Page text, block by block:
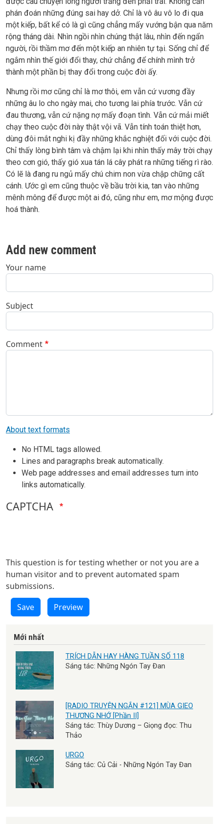
phán đoán những đúng sai hay dở. Chỉ là vô âu vô lo đi qua
một kiếp, bất kể có là gì cũng chẳng mấy vướng bận qua năm
rộng tháng dài. Nhìn ngồi nhìn chúng thật lâu, nhìn đến ngẩn
người, rồi thầm mơ đến một kiếp an nhiên tự tại. Sống chỉ để
ngắm nhìn thế giới đổi thay, chứ chẳng để chính mình trở
thành một phần bị thay đổi trong cuộc đời ấy.
Nhưng rồi mơ cũng chỉ là mơ thôi, em vẫn cứ vương đầy
những âu lo cho ngày mai, cho tương lai phía trước. Vẫn cứ
đau thương, vẫn cứ nặng nợ mấy đoạn tình. Vẫn cứ mải miết
chạy theo cuộc đời này thật vội vã. Vẫn tính toán thiệt hơn,
dùng đôi mắt nghi kị đầy những khắc nghiệt đối với cuộc đời.
Chỉ thấy lòng bình tâm và chậm lại khi nhìn thấy mây trời chạy
theo cơn gió, thấy gió xua tán lá cây phát ra những tiếng rì rào.
Có lẽ là đang ru ngủ mấy chú chim non vừa chập chững cất
cánh. Ước gì em cũng thuộc về bầu trời kia, tan vào những
mênh mông để được một ai đó, cũng như em, mơ mộng được
hoá thành.
Add new comment
Your name
Subject
Comment
About text formats
No HTML tags allowed.
Lines and paragraphs break automatically.
Web page addresses and email addresses turn into
links automatically.
CAPTCHA
This question is for testing whether or not you are a
human visitor and to prevent automated spam
submissions.
Save
Preview
Mới nhất
TRÍCH DẪN HAY HÀNG TUẦN SỐ 118
Sáng tác: Những Ngón Tay Đan
[RADIO TRUYỆN NGẮN #121] MÙA GIEO
THƯƠNG NHỚ [Phần II]
Sáng tác: Thùy Dương – Giọng đọc: Thu
Thảo
URGO
Sáng tác: Củ Cải - Những Ngón Tay Đan